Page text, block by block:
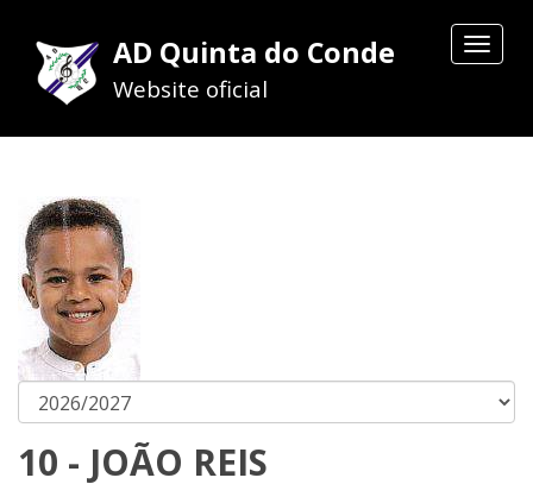
Toggle
AD Quinta do Conde
Website oficial
10 - JOÃO REIS